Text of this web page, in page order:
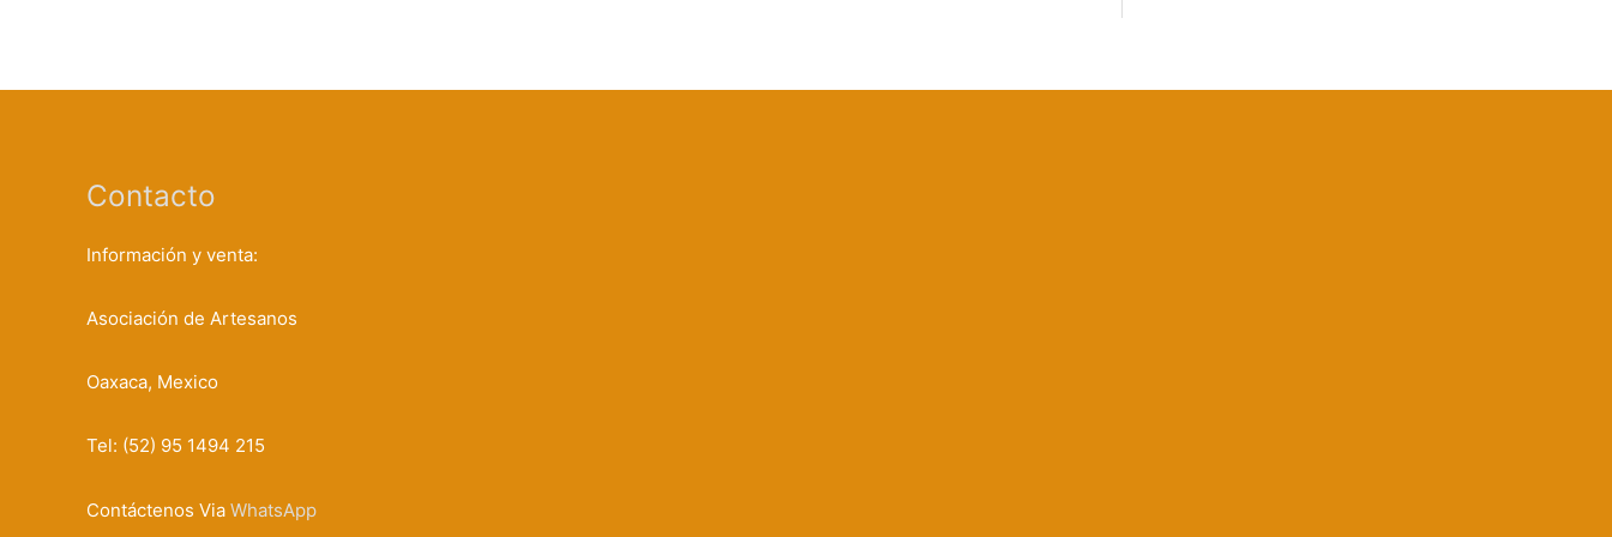
Contacto
Información y venta:
Asociación de Artesanos
Oaxaca, Mexico
Tel: (52) 95 1494 215
Contáctenos Via WhatsApp